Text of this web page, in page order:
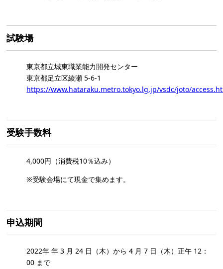
試験場
東京都立城東職業能力開発センター
東京都足立区綾瀬 5-6-1
https://www.hataraku.metro.tokyo.lg.jp/vsdc/joto/
受験手数料
4,000円（消費税10％込み）
※受験会場にて現金で集めます。
申込期間
2022年 年 3 月 24 日（木）から 4 月 7 日（木）正午 12：
00 まで